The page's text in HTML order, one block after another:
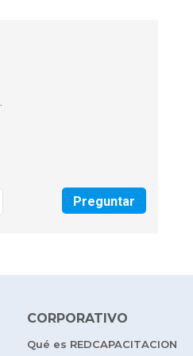
Preguntar
CORPORATIVO
Qué es REDCAPACITACION